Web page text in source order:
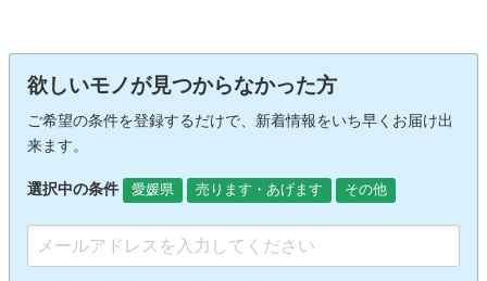
欲しいモノが見つからなかった方
ご希望の条件を登録するだけで、新着情報をいち早くお届け出
来ます。
選択中の条件 愛媛県 売ります・あげます その他